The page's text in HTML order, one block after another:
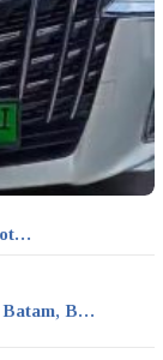
Batam, B…